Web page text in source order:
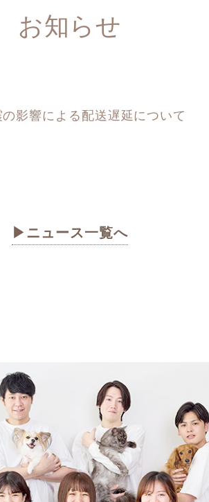
お知らせ
影響による配送遅延について
ニュース一覧へ